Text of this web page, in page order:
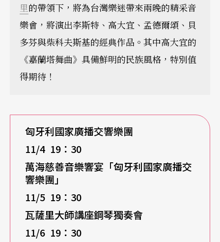
里的帶領下，將為台灣樂迷帶來兩晚的精采音
樂會，將演出李斯特、高大宜、孟德爾頌、貝
多芬與柴科夫斯基的經典作品。其中高大宜的
《嘉蘭塔舞曲》具備鮮明的民族風格，特別值
得期待！
匈牙利國家廣播交響樂團
11/4 19 ：30
萬海慈善音樂響宴「匈牙利國家廣播交
響樂團」
11/5 19 ：30
瓦薩里大師講座鋼琴獨奏會
11/6 19 ：30